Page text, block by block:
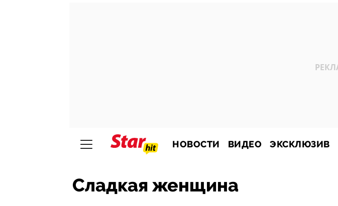
НОВОСТИ ВИДЕО ЭКСКЛЮЗИВ
Сладкая женщина